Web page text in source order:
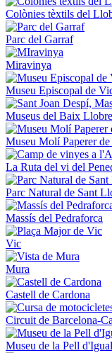
Colònies tèxtils del
Parc del Garraf
Miravinya
Museu Episcopal de
Museus del Baix
Museu Molí Paperer de
La Ruta del vi del
Parc Natural de Sant
Massís del Pedraforca
Vic
Mura
Castell de Cardona
Circuit de Barcelona-
Museu de la Pell